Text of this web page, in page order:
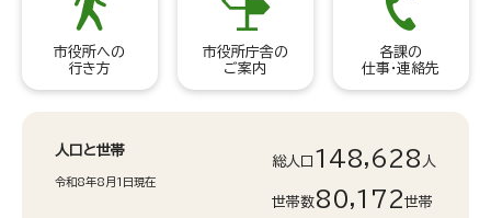
市役所への
行き方
市役所庁舎の
ご案内
各課の
仕事・連絡先
人口と世帯
令和8年8月1日現在
総人口 148,628 人
世帯数80,172世帯